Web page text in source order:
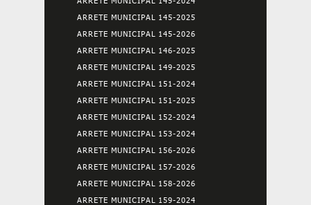
ARRETE MUNICIPAL 145-2025
ARRETE MUNICIPAL 145-2026
ARRETE MUNICIPAL 146-2025
ARRETE MUNICIPAL 149-2025
ARRETE MUNICIPAL 151-2024
ARRETE MUNICIPAL 151-2025
ARRETE MUNICIPAL 152-2024
ARRETE MUNICIPAL 153-2024
ARRETE MUNICIPAL 156-2026
ARRETE MUNICIPAL 157-2026
ARRETE MUNICIPAL 158-2026
ARRETE MUNICIPAL 159-2024